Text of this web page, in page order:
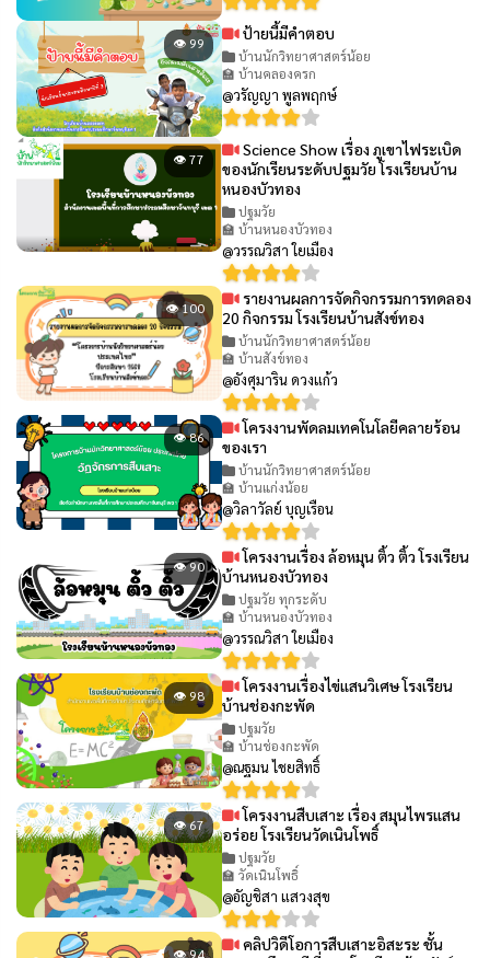
👁 99 ป้ายนี้มีคำตอบ
บ้านนักวิทยาศาสตร์น้อย
🏫 บ้านคลองครก
@วรัญญา พูลพฤกษ์
👁 77
Science Show เรื่อง ภูเขาไฟระเบิด
ของนักเรียนระดับปฐมวัย โรงเรียนบ้าน
หนองบัวทอง
ปฐมวัย
🏫 บ้านหนองบัวทอง
@วรรณวิสา ใยเมือง
👁 100
รายงานผลการจัดกิจกรรมการทดลอง
20 กิจกรรม โรงเรียนบ้านสังข์ทอง
บ้านนักวิทยาศาสตร์น้อย
🏫 บ้านสังข์ทอง
@อังศุมาริน ดวงแก้ว
👁 86
โครงงานพัดลมเทคโนโลยีคลายร้อน
ของเรา
บ้านนักวิทยาศาสตร์น้อย
🏫 บ้านแก่งน้อย
@วิลาวัลย์ บุญเรือน
👁 90
โครงงานเรื่อง ล้อหมุน ติ้ว ติ้ว โรงเรียน
บ้านหนองบัวทอง
ปฐมวัย ทุกระดับ
🏫 บ้านหนองบัวทอง
@วรรณวิสา ใยเมือง
👁 98
โครงงานเรื่องไข่แสนวิเศษ โรงเรียน
บ้านช่องกะพัด
ปฐมวัย
🏫 บ้านช่องกะพัด
@ณฐมน ไชยสิทธิ์
👁 67
โครงงานสืบเสาะ เรื่อง สมุนไพรแสน
อร่อย โรงเรียนวัดเนินโพธิ์
ปฐมวัย
🏫 วัดเนินโพธิ์
@อัญชิสา แสวงสุข
👁 94
คลิปวิดีโอการสืบเสาะอิสะระ ชั้น